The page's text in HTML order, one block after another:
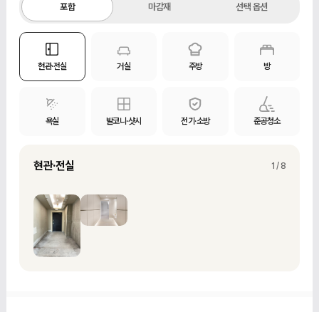
포함 마감재 선택 옵션
현관·전실 거실 주방 방
욕실 발코니·샷시 전기·소방 준공청소
현관·전실 1 / 8
현관과 전실의 기존 벽·바닥 마감재 철거